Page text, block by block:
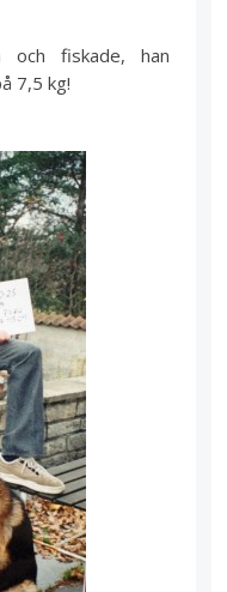
och fiskade, han
7,5 kg!